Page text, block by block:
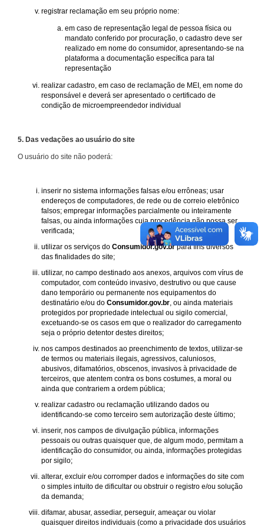
registrar reclamação em seu próprio nome:
em caso de representação legal de pessoa física ou
mandato conferido por procuração, o cadastro deve ser
realizado em nome do consumidor, apresentando-se na
plataforma a documentação específica para tal
representação
realizar cadastro, em caso de reclamação de MEI, em nome do
responsável e deverá ser apresentado o certificado de
condição de microempreendedor individual
5. Das vedações ao usuário do site
O usuário do site não poderá:
inserir no sistema informações falsas e/ou errôneas; usar
endereços de computadores, de rede ou de correio eletrônico
falsos; empregar informações parcialmente ou inteiramente
falsas, ou ainda informações cuja procedência não possa ser
verificada;
utilizar os serviços do Consumidor.gov.brpara fins diversos
das finalidades do site;
utilizar, no campo destinado aos anexos, arquivos com vírus de
computador, com conteúdo invasivo, destrutivo ou que cause
dano temporário ou permanente nos equipamentos do
destinatário e/ou do Consumidor.gov.br , ou ainda materiais
protegidos por propriedade intelectual ou sigilo comercial,
excetuando-se os casos em que o realizador do carregamento
seja o próprio detentor destes direitos;
nos campos destinados ao preenchimento de textos, utilizar-se
de termos ou materiais ilegais, agressivos, caluniosos,
abusivos, difamatórios, obscenos, invasivos à privacidade de
terceiros, que atentem contra os bons costumes, a moral ou
ainda que contrariem a ordem pública;
realizar cadastro ou reclamação utilizando dados ou
identificando-se como terceiro sem autorização deste último;
inserir, nos campos de divulgação pública, informações
pessoais ou outras quaisquer que, de algum modo, permitam a
identificação do consumidor, ou ainda, informações protegidas
por sigilo;
alterar, excluir e/ou corromper dados e informações do site com
o simples intuito de dificultar ou obstruir o registro e/ou solução
da demanda;
difamar, abusar, assediar, perseguir, ameaçar ou violar
quaisquer direitos individuais (como a privacidade dos usuários